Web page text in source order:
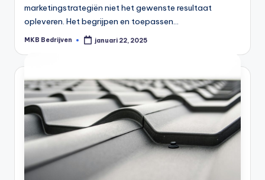
marketingstrategiën niet het gewenste resultaat
opleveren. Het begrijpen en toepassen…
MKB Bedrijven januari 22, 2025